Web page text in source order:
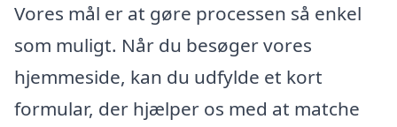
Vores mål er at gøre processen så enkel
som muligt. Når du besøger vores
hjemmeside, kan du udfylde et kort
formular, der hjælper os med at matche